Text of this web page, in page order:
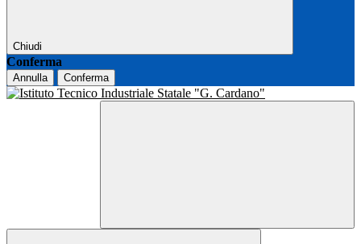
Chiudi
Conferma
Annulla Conferma